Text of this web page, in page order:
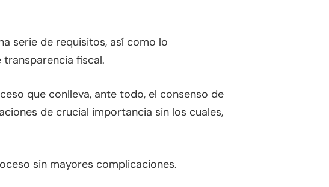
serie de requisitos, así como lo
fiscal.
que conlleva, ante todo, el consenso de
de crucial importancia sin los cuales,
sin mayores complicaciones.